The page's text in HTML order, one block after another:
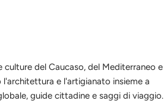
culture del Caucaso, del Mediterraneo e
e l'artigianato insieme a
guide cittadine e saggi di viaggio.